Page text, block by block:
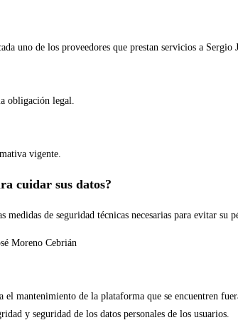
uno de los proveedores que prestan servicios a
obligación legal.
vigente.
cuidar sus datos?
de seguridad técnicas necesarias para evitar su
Moreno Cebrián
mantenimiento de la plataforma que se encuentren
y seguridad de los datos personales de los usuarios.